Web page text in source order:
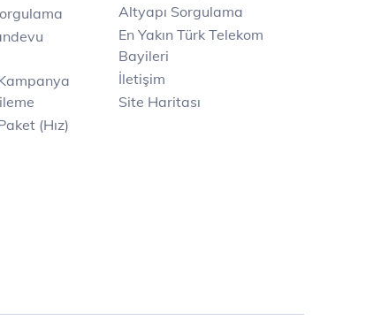
(Hız)
Altyapı Sorgulama
En Yakın Türk Telekom
Bayileri
İletişim
Site Haritası